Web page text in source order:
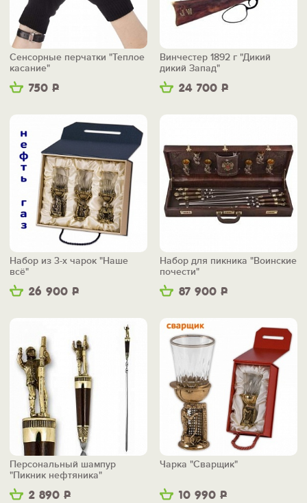
750 Р
Сенсорные перчатки "Теплое
касание"
24 700 Р
Винчестер 1892 г "Дикий
дикий Запад"
26 900 Р
Набор из 3-х чарок "Наше
всё"
87 900 Р
Набор для пикника "Воинские
почести"
2 890 Р
Персональный шампур
"Пикник нефтяника"
10 990 Р
Чарка "Сварщик"